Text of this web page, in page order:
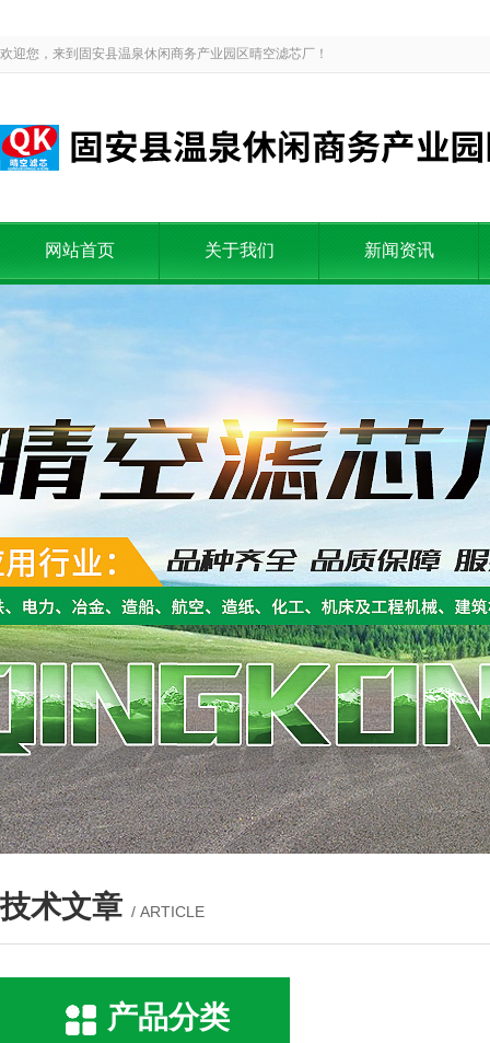
欢迎您，来到固安县温泉休闲商务产业园区晴空滤芯厂！
网站首页 关于我们 新闻资讯
技术文章 / ARTICLE
产品分类